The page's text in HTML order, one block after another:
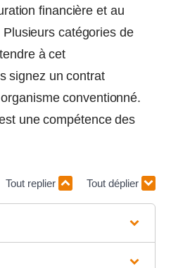
financière et au
catégories de
à cet
signez un contrat
conventionné.
une compétence des
Tout replier Tout déplier